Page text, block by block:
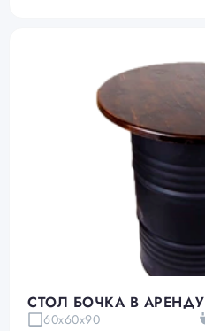
СТОЛ БОЧКА В АРЕНДУ
60x60x90